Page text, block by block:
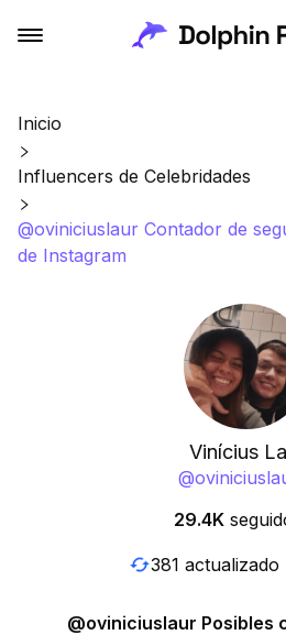
Inicio
Influencers de Celebridades
@oviniciuslaur Contador de
de Instagram
Vinícius
@
29.4K
381 actualizado
@oviniciuslaur Posibles